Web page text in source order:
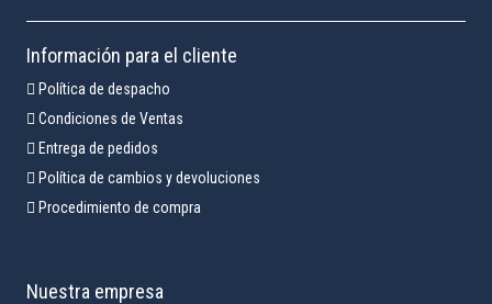
Información para el cliente
Política de despacho
Condiciones de Ventas
Entrega de pedidos
Política de cambios y devoluciones
Procedimiento de compra
Nuestra empresa